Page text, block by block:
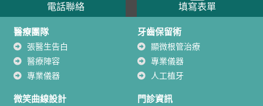
電話聯絡 填寫表單
醫療團隊
張醫生告白
醫療陣容
專業儀器
牙齒保留術
顯微根管治療
專業儀器
人工植牙
微笑曲線設計 門診資訊